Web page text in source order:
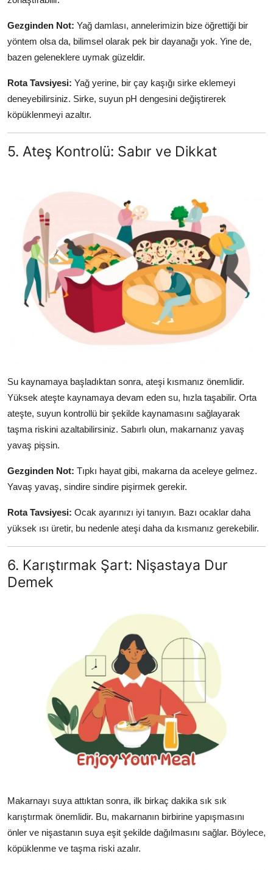
Gezginden Not: Yağ damlası, annelerimizin bize öğrettiği bir
yöntem olsa da, bilimsel olarak pek bir dayanağı yok. Yine de,
bazen geleneklere uymak güzeldir.
Rota Tavsiyesi: Yağ yerine, bir çay kaşığı sirke eklemeyi
deneyebilirsiniz. Sirke, suyun pH dengesini değiştirerek
köpüklenmeyi azaltır.
5. Ateş Kontrolü: Sabır ve Dikkat
Su kaynamaya başladıktan sonra, ateşi kısmanız önemlidir.
Yüksek ateşte kaynamaya devam eden su, hızla taşabilir. Orta
ateşte, suyun kontrollü bir şekilde kaynamasını sağlayarak
taşma riskini azaltabilirsiniz. Sabırlı olun, makarnanız yavaş
yavaş pişsin.
Gezginden Not: Tıpkı hayat gibi, makarna da aceleye gelmez.
Yavaş yavaş, sindire sindire pişirmek gerekir.
Rota Tavsiyesi: Ocak ayarınızı iyi tanıyın. Bazı ocaklar daha
yüksek ısı üretir, bu nedenle ateşi daha da kısmanız gerekebilir.
6. Karıştırmak Şart: Nişastaya Dur
Demek
Makarnayı suya attıktan sonra, ilk birkaç dakika sık sık
karıştırmak önemlidir. Bu, makarnanın birbirine yapışmasını
önler ve nişastanın suya eşit şekilde dağılmasını sağlar. Böylece,
köpüklenme ve taşma riski azalır.